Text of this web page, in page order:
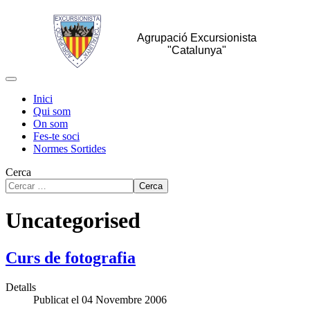
Agrupació Excursionista
"Catalunya"
Inici
Qui som
On som
Fes-te soci
Normes Sortides
Cerca
Cerca
Uncategorised
Curs de fotografia
Detalls
Publicat el 04 Novembre 2006